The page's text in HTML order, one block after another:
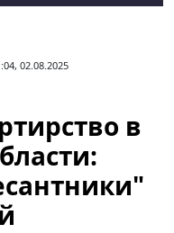
02.08.2025
в